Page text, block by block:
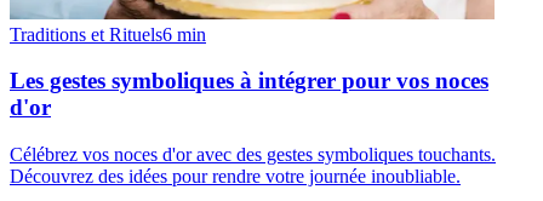
Traditions et Rituels6 min
Les gestes symboliques à intégrer pour vos noces
d'or
Célébrez vos noces d'or avec des gestes symboliques touchants.
Découvrez des idées pour rendre votre journée inoubliable.